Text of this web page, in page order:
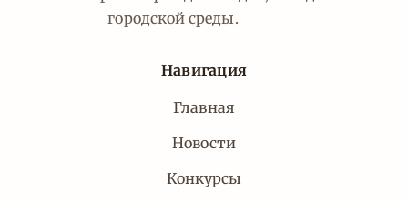
городской среды.
Навигация
Главная
Новости
Конкурсы